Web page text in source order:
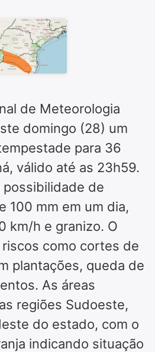
de Meteorologia
domingo (28) um
para 36
válido até as 23h59.
possibilidade de
100 mm em um dia,
km/h e granizo. O
como cortes de
plantações, queda de
As áreas
regiões Sudoeste,
do estado, com o
indicando situação